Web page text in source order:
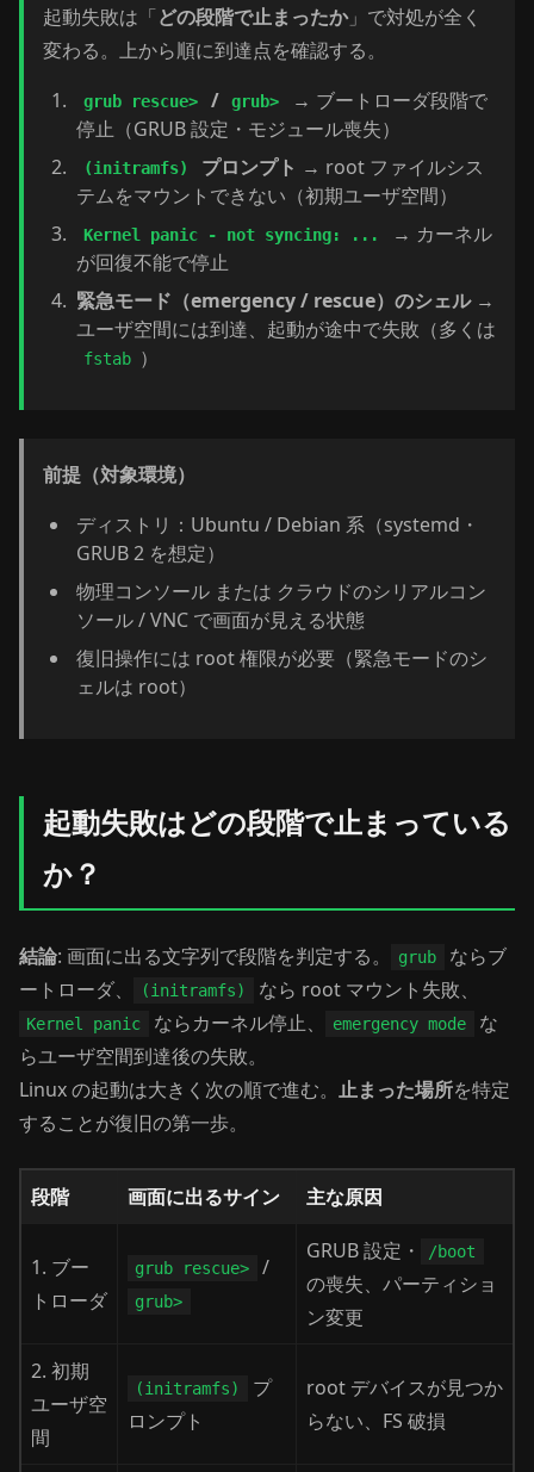
起動失敗は「どの段階で止まったか」で対処が全く
変わる。上から順に到達点を確認する。
grub rescue> / grub>
→ ブートローダ段階で
停止（GRUB 設定・モジュール喪失）
(initramfs) プロンプト → root ファイルシス
テムをマウントできない（初期ユーザ空間）
Kernel panic - not syncing: ...
→ カーネル
が回復不能で停止
緊急モード（emergency / rescue）のシェル→
ユーザ空間には到達、起動が途中で失敗（多くは
fstab ）
前提（対象環境）
ディストリ：Ubuntu / Debian 系（systemd・
GRUB 2 を想定）
物理コンソール または クラウドのシリアルコン
ソール / VNC で画面が見える状態
復旧操作には root 権限が必要（緊急モードのシ
ェルは root）
起動失敗はどの段階で止まっている
か？
結論: 画面に出る文字列で段階を判定する。 grub
ならブ
ートローダ、
(initramfs) なら root マウント失敗、
Kernel panic ならカーネル停止、 emergency mode
な
らユーザ空間到達後の失敗。
Linux の起動は大きく次の順で進む。 止まった場所を特定
することが復旧の第一歩。
段階 画面に出るサイン 主な原因
1. ブー
トローダ
grub rescue> /
grub>
GRUB 設定・ /boot
の喪失、パーティショ
ン変更
2. 初期
ユーザ空
間
(initramfs)
プ
ロンプト
root デバイスが見つか
らない、FS 破損